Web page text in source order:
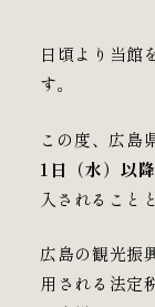
日頃より当館
す。
この度、広島
1日（水）以降
入されること
広島の観光振
用される法定